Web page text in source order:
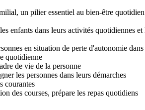
un pilier essentiel au bien-être quotidien
enfants dans leurs activités quotidiennes et
en situation de perte d'autonomie dans
quotidienne
de vie de la personne
les personnes dans leurs démarches
courantes
des courses, prépare les repas quotidiens